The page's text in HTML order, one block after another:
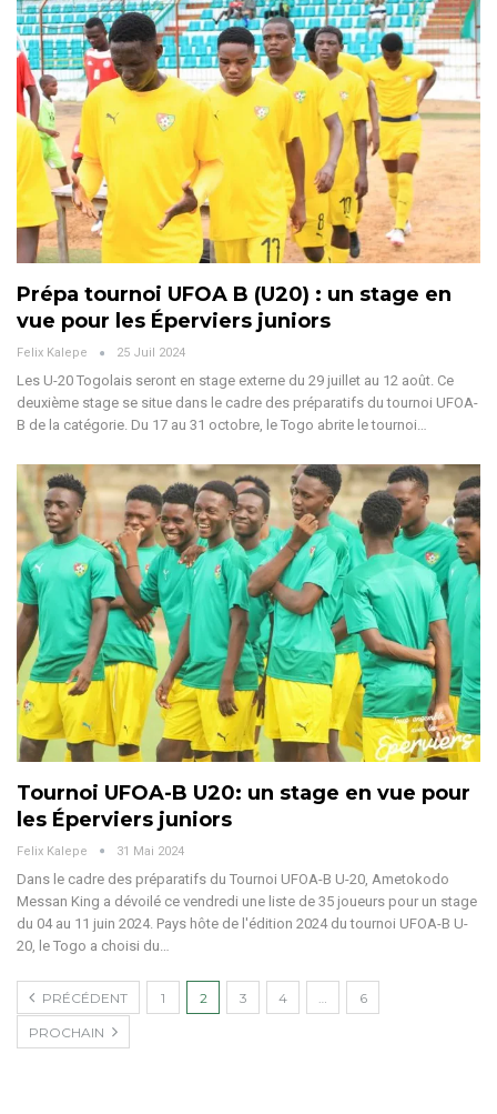
Prépa tournoi UFOA B (U20) : un stage en
vue pour les Éperviers juniors
Felix Kalepe 25 Juil 2024
Les U-20 Togolais seront en stage externe du 29 juillet au 12 août. Ce
deuxième stage se situe dans le cadre des préparatifs du tournoi UFOA-
B de la catégorie. Du 17 au 31 octobre, le Togo abrite le tournoi…
Tournoi UFOA-B U20: un stage en vue pour
les Éperviers juniors
Felix Kalepe 31 Mai 2024
Dans le cadre des préparatifs du Tournoi UFOA-B U-20, Ametokodo
Messan King a dévoilé ce vendredi une liste de 35 joueurs pour un stage
du 04 au 11 juin 2024. Pays hôte de l'édition 2024 du tournoi UFOA-B U-
20, le Togo a choisi du
PRÉCÉDENT 1 2 3 4 6
PROCHAIN